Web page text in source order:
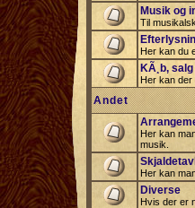
Musik og
Til
Her kan du
KÃ¸b,
Her kan der
Andet
Her kan
musik.
Her kan
Diverse
Hvis der er